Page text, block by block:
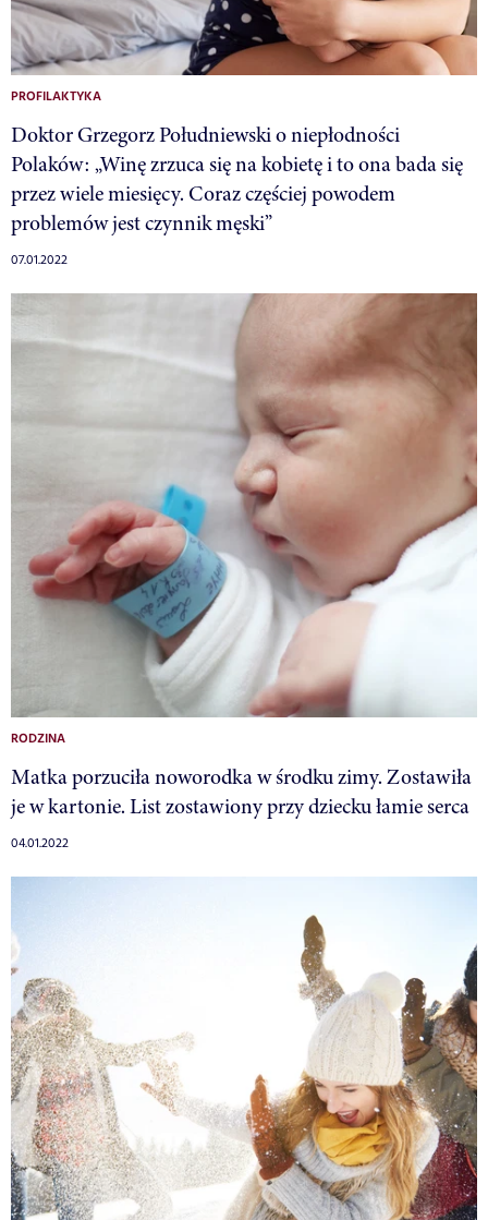
PROFILAKTYKA
Doktor Grzegorz Południewski o niepłodności
Polaków: „Winę zrzuca się na kobietę i to ona bada się
przez wiele miesięcy. Coraz częściej powodem
problemów jest czynnik męski”
07.01.2022
RODZINA
Matka porzuciła noworodka w środku zimy. Zostawiła
je w kartonie. List zostawiony przy dziecku łamie serca
04.01.2022